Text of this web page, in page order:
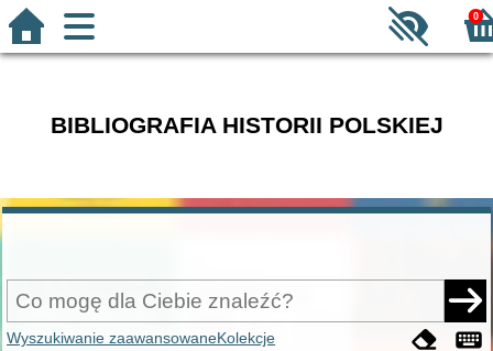
0
BIBLIOGRAFIA HISTORII POLSKIEJ
Wyszukiwanie zaawansowaneKolekcje